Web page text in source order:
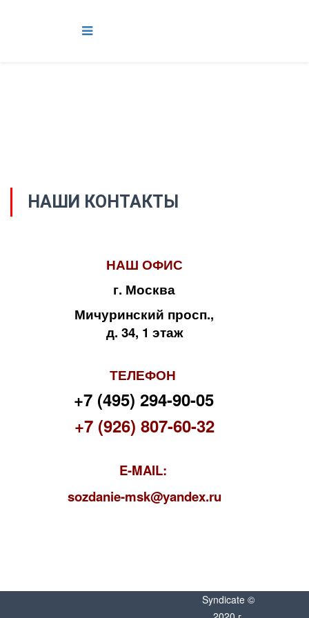
НАШИ КОНТАКТЫ
НАШ ОФИС
г. Москва
Мичуринский просп.,
д. 34, 1 этаж
ТЕЛЕФОН
+7 (495) 294-90-05
+7 (926) 807-60-32
E-MAIL:
sozdanie-msk@yandex.ru
Syndicate ©